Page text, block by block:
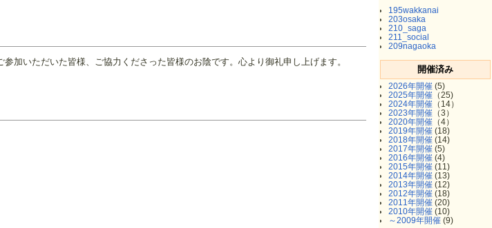
加いただいた皆様、ご協力くださった皆様のお陰です。心より御礼申し上げます。
195wakkanai
203osaka
210_saga
211_social
209nagaoka
開催済み
2026年開催 (5)
2025年開催 （25)
2024年開催 （14）
2023年開催 （3）
2020年開催 （4）
2019年開催 (18)
2018年開催 (14)
2017年開催 (5)
2016年開催 (4)
2015年開催 (11)
2014年開催 (13)
2013年開催 (12)
2012年開催 (18)
2011年開催 (20)
2010年開催 (10)
～2009年開催 (9)